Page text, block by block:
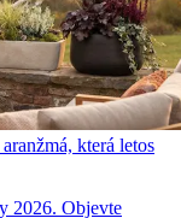
která letos
2026. Objevte